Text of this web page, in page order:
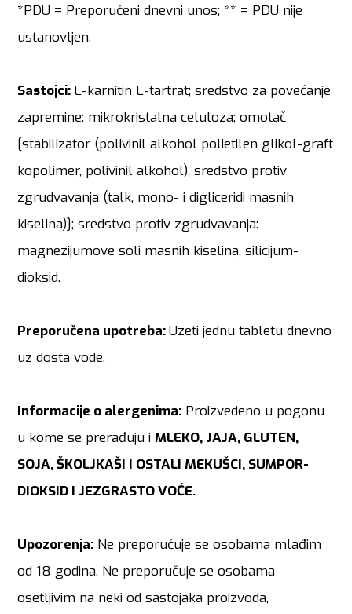
*PDU = Preporučeni dnevni unos; ** = PDU nije
ustanovljen.
Sastojci: L-karnitin L-tartrat; sredstvo za povećanje
zapremine: mikrokristalna celuloza; omotač
[stabilizator (polivinil alkohol polietilen glikol-graft
kopolimer, polivinil alkohol), sredstvo protiv
zgrudvavanja (talk, mono- i digliceridi masnih
kiselina)]; sredstvo protiv zgrudvavanja:
magnezijumove soli masnih kiselina, silicijum-
dioksid.
Preporučena upotreba:Uzeti jednu tabletu dnevno
uz dosta vode.
Informacije o alergenima: Proizvedeno u pogonu
u kome se prerađuju i MLEKO, JAJA, GLUTEN,
SOJA, ŠKOLJKAŠI I OSTALI MEKUŠCI, SUMPOR-
DIOKSID I JEZGRASTO VOĆE.
Upozorenja: Ne preporučuje se osobama mlađim
od 18 godina. Ne preporučuje se osobama
osetljivim na neki od sastojaka proizvoda,